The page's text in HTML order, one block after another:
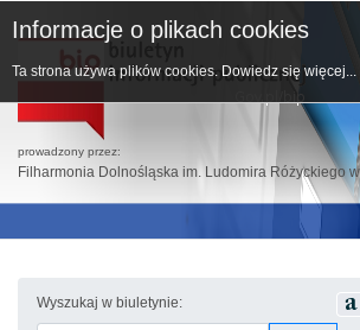
prowadzony przez:
Filharmonia Dolnośląska im. Ludomira Różyckiego
Wyszukaj w biuletynie:
Informacje o plikach cookies
Ta strona używa plików cookies. Dowiedz się więcej...